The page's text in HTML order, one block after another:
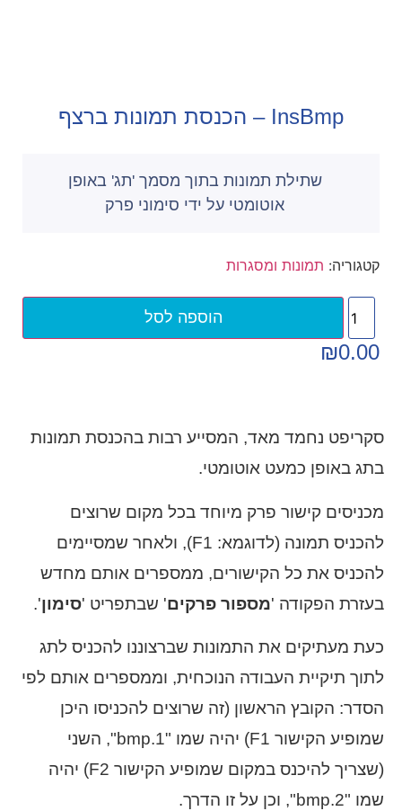
InsBmp – הכנסת תמונות ברצף
שתילת תמונות בתוך מסמך 'תג' באופן
אוטומטי על ידי סימוני פרק
קטגוריה: תמונות ומסגרות
הוספה לסל
₪0.00
סקריפט נחמד מאד, המסייע רבות בהכנסת תמונות
בתג באופן כמעט אוטומטי.
מכניסים קישור פרק מיוחד בכל מקום שרוצים
להכניס תמונה (לדוגמא: F1), ולאחר שמסיימים
להכניס את כל הקישורים, ממספרים אותם מחדש
בעזרת הפקודה 'מספור פרקים' שבתפריט 'סימון'.
כעת מעתיקים את התמונות שברצוננו להכניס לתג
לתוך תיקיית העבודה הנוכחית, וממספרים אותם לפי
הסדר: הקובץ הראשון (זה שרוצים להכניסו היכן
שמופיע הקישור F1) יהיה שמו "1.bmp", השני
(שצריך להיכנס במקום שמופיע הקישור F2) יהיה
שמו "2.bmp", וכן על זו הדרך.